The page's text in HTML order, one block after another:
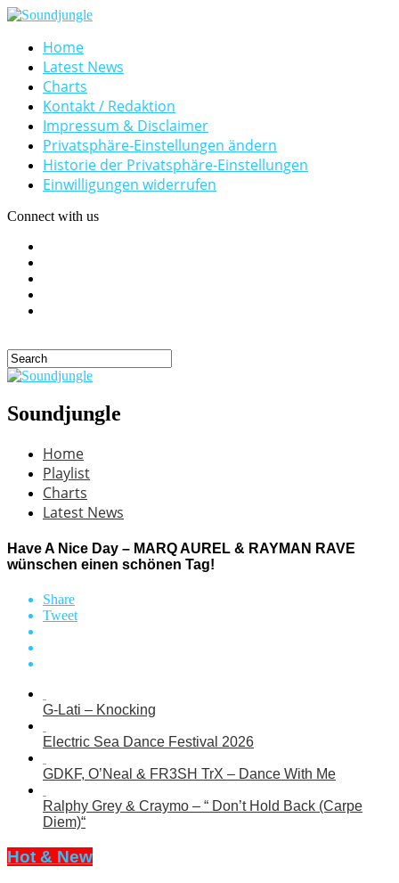
Home
Latest News
Charts
Kontakt / Redaktion
Impressum & Disclaimer
Privatsphäre-Einstellungen ändern
Historie der Privatsphäre-Einstellungen
Einwilligungen widerrufen
Connect with us
Soundjungle
Home
Playlist
Charts
Latest News
Have A Nice Day – MARQ AUREL & RAYMAN RAVE
wünschen einen schönen Tag!
Share
Tweet
G-Lati – Knocking
Electric Sea Dance Festival 2026
GDKF, O’Neal & FR3SH TrX – Dance With Me
Ralphy Grey & Craymo – “ Don’t Hold Back (Carpe
Diem)“
Hot & New